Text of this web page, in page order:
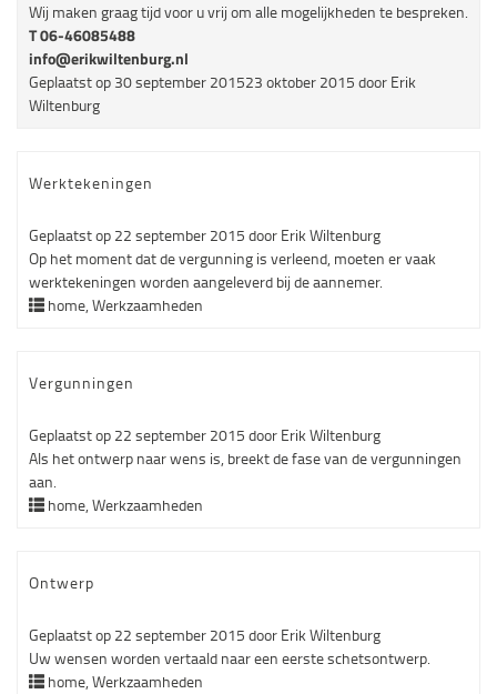
Wij maken graag tijd voor u vrij om alle mogelijkheden te bespreken.
T 06-46085488
info@erikwiltenburg.nl
Geplaatst op 30 september 201523 oktober 2015 door Erik
Wiltenburg
Werktekeningen
Geplaatst op 22 september 2015 door Erik Wiltenburg
Op het moment dat de vergunning is verleend, moeten er vaak
werktekeningen worden aangeleverd bij de aannemer.
home,Werkzaamheden
Vergunningen
Geplaatst op 22 september 2015 door Erik Wiltenburg
Als het ontwerp naar wens is, breekt de fase van de vergunningen
aan.
home,Werkzaamheden
Ontwerp
Geplaatst op 22 september 2015 door Erik Wiltenburg
Uw wensen worden vertaald naar een eerste schetsontwerp.
home,Werkzaamheden